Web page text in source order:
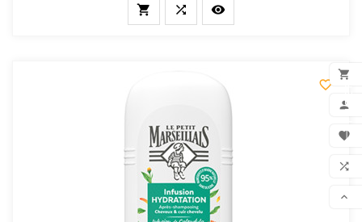





  
 FILTER